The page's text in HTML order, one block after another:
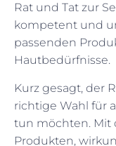
Rat und Tat zur
kompetent und
passenden
Hautbedürfnisse.
Kurz gesagt, der
richtige Wahl für
tun möchten. Mit
Produkten,